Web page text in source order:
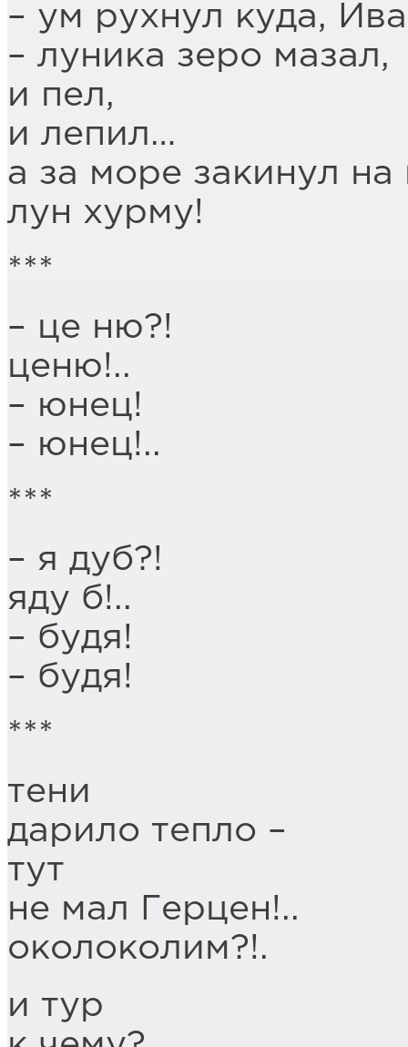
– ум рухнул куда,
– луника зеро мазал,
и пел,
и лепил…
а за море закинул на
лун хурму!
***
– це ню?!
ценю!..
– юнец!
– юнец!..
***
– я дуб?!
яду б!..
– будя!
– будя!
***
тени
дарило тепло –
тут
не мал Герцен!..
околоколим?!.
и тур